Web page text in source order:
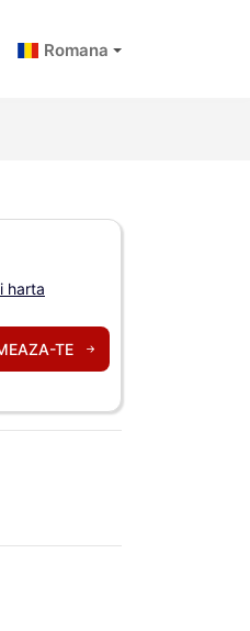
Romana
harta
TE